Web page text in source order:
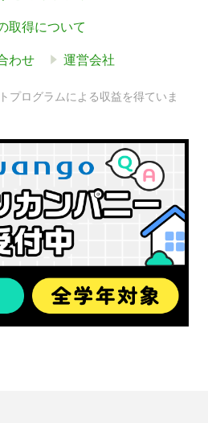
取得について
わせ 運営会社
プログラムによる収益を得ていま